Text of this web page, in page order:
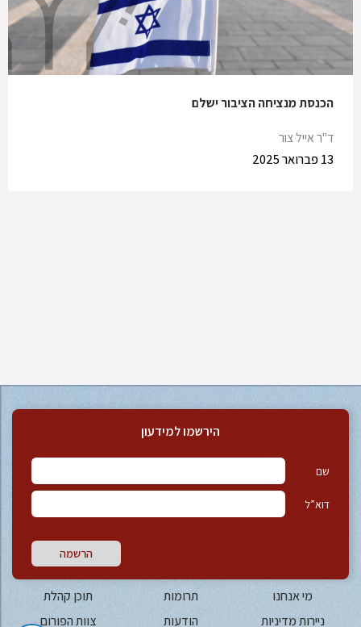
הכנסת מנציחה הציבור ישלם
ד"ר אייל צור
13 פברואר 2025
הירשמו למידעון
שם
דוא”ל
הרשמה
מי אנחנו תרומות
תוכן קהלת
ניירות מדיניות
הודעות צוות הפורום